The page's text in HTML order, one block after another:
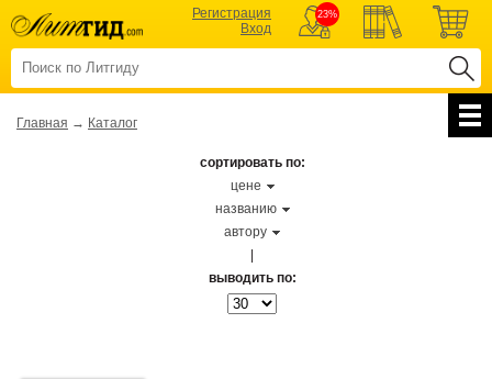
Регистрация
Вход
23%
Главная → Каталог
сортировать по:
цене
названию
автору
выводить по: